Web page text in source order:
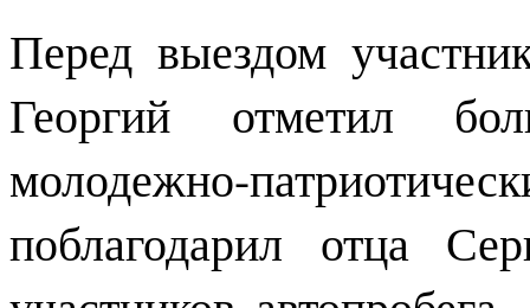
Перед выездом
Георгий отметил
молодежно-
поблагодарил отца